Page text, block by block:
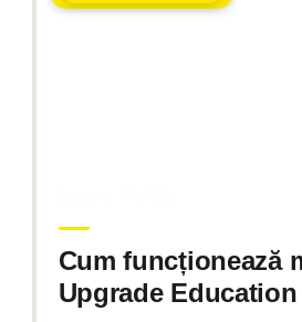
Cum funcționează
Upgrade